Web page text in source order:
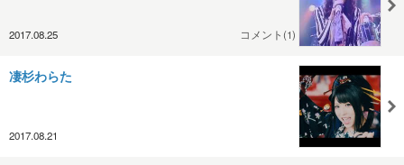
2017.08.25 コメント(1)
凄杉わらた
2017.08.21